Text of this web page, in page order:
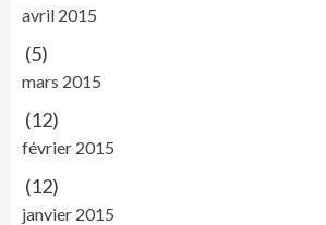
avril 2015
(5)
mars 2015
(12)
février 2015
(12)
janvier 2015